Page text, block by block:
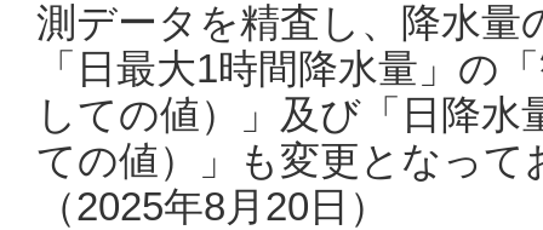
測データを精査し、降水
「日最大1時間降水量」の
しての値）」及び「日降
ての値）」も変更となっ
（2025年8月20日）